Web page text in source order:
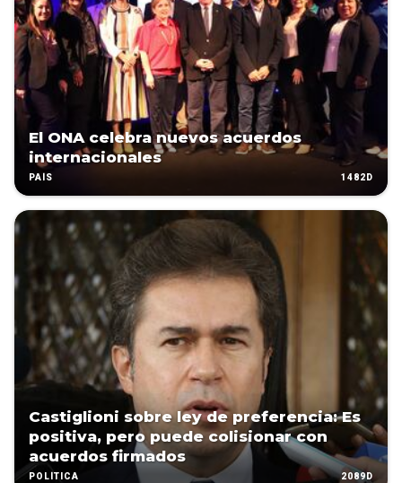
El ONA celebra nuevos acuerdos
internacionales
PAÍS 1482D
Castiglioni sobre ley de preferencia: Es
positiva, pero puede colisionar con
acuerdos firmados
POLÍTICA 2089D